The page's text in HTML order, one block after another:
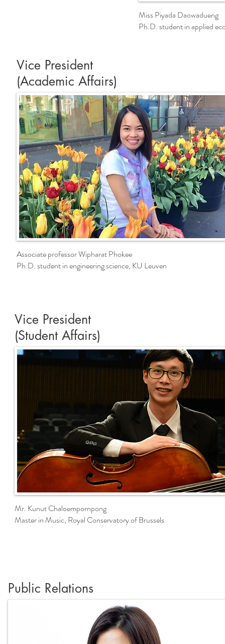
Miss Piyada Daowadueng
Ph.D. student in applied
Vice President
(Academic Affairs)
Associate professor Wipharat Phokee
Ph.D. student in engineering science, KU Leuven
Vice President
(Student Affairs)
Mr. Kunut Chaloempornpong
Master in Music, Royal Conservatory of Brussels
Public Relations